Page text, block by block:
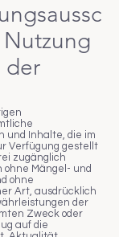
der
und Inhalte, die im
Verfügung gestellt
zugänglich
Mängel- und
ohne
Art, ausdrücklich
der
Zweck oder
auf die